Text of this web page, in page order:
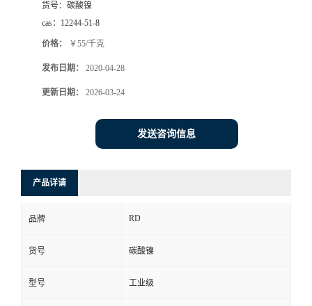
货号： 碳酸镍
cas： 12244-51-8
价格： ￥55/千克
发布日期： 2020-04-28
更新日期： 2026-03-24
发送咨询信息
产品详请
品牌 RD
货号 碳酸镍
型号 工业级